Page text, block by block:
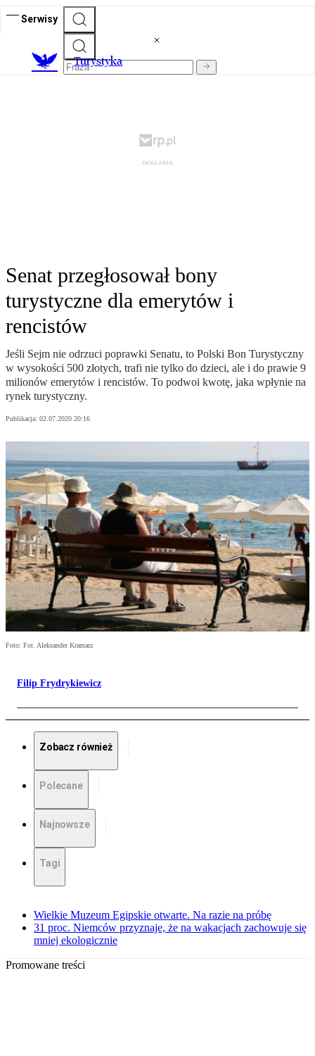
Serwisy
Turystyka
Senat przegłosował bony
turystyczne dla emerytów i
rencistów
Jeśli Sejm nie odrzuci poprawki Senatu, to Polski Bon Turystyczny
w wysokości 500 złotych, trafi nie tylko do dzieci, ale i do prawie 9
milionów emerytów i rencistów. To podwoi kwotę, jaka wpłynie na
rynek turystyczny.
Publikacja: 02.07.2020 20:16
Foto: Fot. Aleksander Kramarz
Filip Frydrykiewicz
Zobacz również
Polecane
Najnowsze
Tagi
Wielkie Muzeum Egipskie otwarte. Na razie na próbę
31 proc. Niemców przyznaje, że na wakacjach zachowuje się
mniej ekologicznie
Promowane treści